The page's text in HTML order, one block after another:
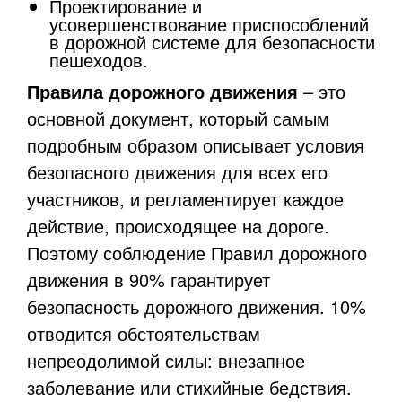
Проектирование и
усовершенствование приспособлений
в дорожной системе для безопасности
пешеходов.
Правила дорожного движения – это
основной документ, который самым
подробным образом описывает условия
безопасного движения для всех его
участников, и регламентирует каждое
действие, происходящее на дороге.
Поэтому соблюдение Правил дорожного
движения в 90% гарантирует
безопасность дорожного движения. 10%
отводится обстоятельствам
непреодолимой силы: внезапное
заболевание или стихийные бедствия.